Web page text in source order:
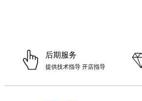
后期服务
提供技术指导 开店指导